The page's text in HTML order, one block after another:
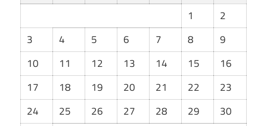
1
2
3
4 5 6 7 8
9
10
11 12 13 14 15
16
17
18 19 20 21 22
23
24
25 26 27 28 29
30